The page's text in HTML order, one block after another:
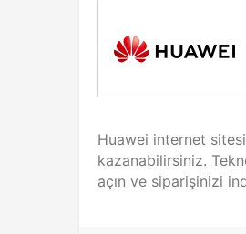
Huawei internet
kazanabilirsiniz.
açın ve siparişinizi